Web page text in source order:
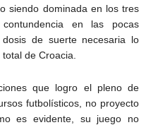
siendo dominada en los tres
en las pocas
de suerte necesaria lo
de Croacia.
que logro el pleno de
futbolísticos, no proyecto
es evidente, su juego no